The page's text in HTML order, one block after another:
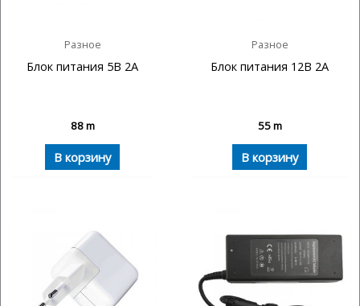
Разное
Блок питания 5В 2А
88m
В корзину
Разное
Блок питания 12В 2А
55m
В корзину